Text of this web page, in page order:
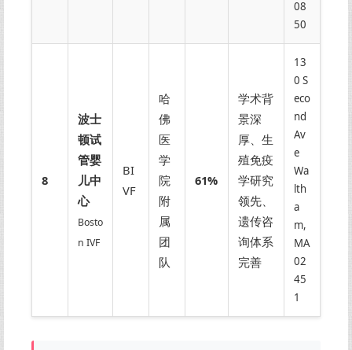
08
50
8
波士
顿试
管婴
儿中
心
Bosto
n IVF
BI
VF
哈
佛
医
学
院
附
属
团
队
61%
学术背
景深
厚、生
殖免疫
学研究
领先、
遗传咨
询体系
完善
13
0 S
eco
nd
Av
e
Wa
lth
a
m,
MA
02
45
1